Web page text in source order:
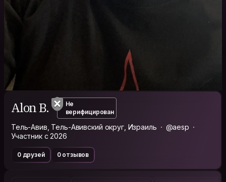
Alon B.
Не
верифицирован
Тель-Авив, Тель-Авивский округ, Израиль
@aesp
Участник с 2026
0 друзей 0 отзывов